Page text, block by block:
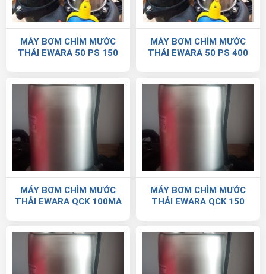
MÁY BƠM CHÌM MƯỚC
THẢI EWARA 50 PS 150
MÁY BƠM CHÌM MƯỚC
THẢI EWARA 50 PS 400
MÁY BƠM CHÌM MƯỚC
THẢI EWARA QCK 100MA
MÁY BƠM CHÌM MƯỚC
THẢI EWARA QCK 150